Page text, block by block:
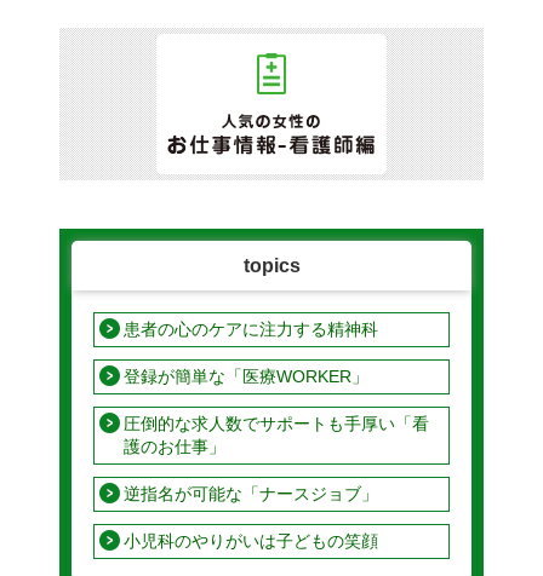
topics
患者の心のケアに注力する精神科
登録が簡単な「医療WORKER」
圧倒的な求人数でサポートも手厚い「看
護のお仕事」
逆指名が可能な「ナースジョブ」
小児科のやりがいは子どもの笑顔